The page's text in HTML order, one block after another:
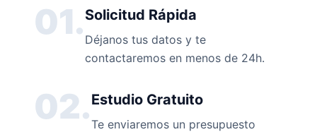
01.Solicitud Rápida
Déjanos tus datos y te
contactaremos en menos de 24h.
02.Estudio Gratuito
Te enviaremos un presupuesto